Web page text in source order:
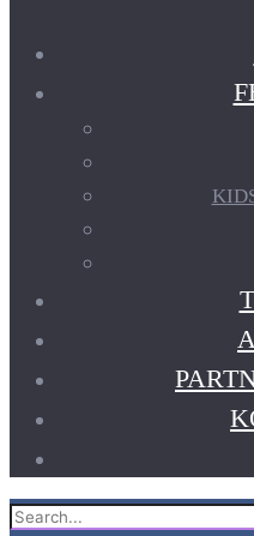
Search